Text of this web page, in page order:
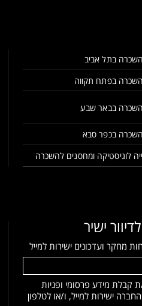
בתל אביב
בפתח תקווה
בבאר שבע
בכפר סבא
לוגיסטיקה ומחסנים להשכרה
ישיר
מחקר ועדכונים ישירות למייל
קבלת מידע פרסומי ופניות
ישירות למייל, ו/או לטלפון